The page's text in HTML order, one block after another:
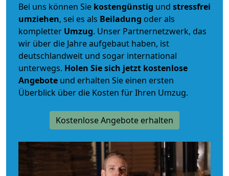
Bei uns können Sie kostengünstig und stressfrei
umziehen, sei es als Beiladung oder als
kompletter Umzug. Unser Partnernetzwerk, das
wir über die Jahre aufgebaut haben, ist
deutschlandweit und sogar international
unterwegs. Holen Sie sich jetzt kostenlose
Angebote und erhalten Sie einen ersten
Überblick über die Kosten für Ihren Umzug.
Kostenlose Angebote erhalten